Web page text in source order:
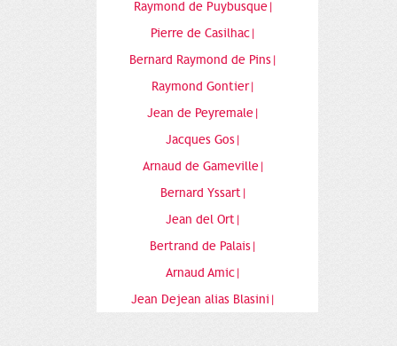
Raymond de Puybusque|
Pierre de Casilhac|
Bernard Raymond de Pins|
Raymond Gontier|
Jean de Peyremale|
Jacques Gos|
Arnaud de Gameville|
Bernard Yssart|
Jean del Ort|
Bertrand de Palais|
Arnaud Amic|
Jean Dejean alias Blasini|